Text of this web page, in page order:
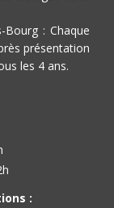
: Chaque
présentation
les 4 ans.
: